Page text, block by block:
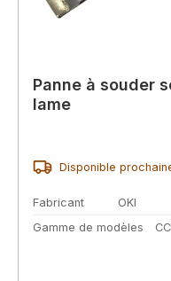
Panne à souder
lame
Disponible
Fabricant
OKI
Gamme de modèles